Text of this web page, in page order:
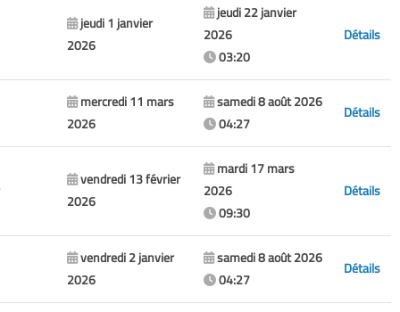
jeudi 1 janvier
2026
jeudi 22 janvier
2026
03:20
Détails
mercredi 11 mars
2026
samedi 8 août 2026
04:27
Détails
vendredi 13 février
2026
mardi 17 mars
2026
09:30
Détails
vendredi 2 janvier
2026
samedi 8 août 2026
04:27
Détails